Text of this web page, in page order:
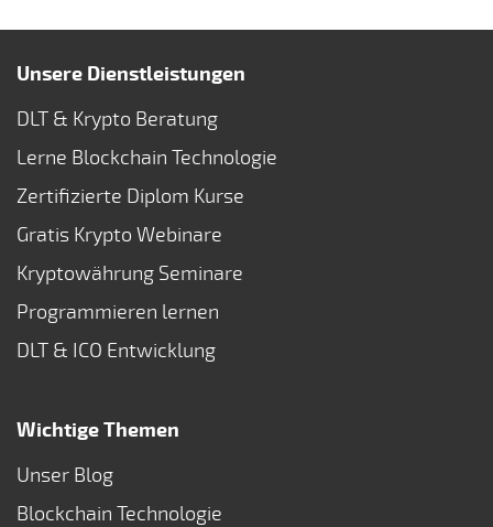
Unsere Dienstleistungen
DLT & Krypto Beratung
Lerne Blockchain Technologie
Zertifizierte Diplom Kurse
Gratis Krypto Webinare
Kryptowährung Seminare
Programmieren lernen
DLT & ICO Entwicklung
Wichtige Themen
Unser Blog
Blockchain Technologie